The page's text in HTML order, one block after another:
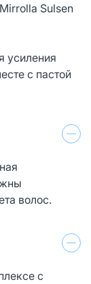
Sulsen
усиления
с пастой
волос.
с